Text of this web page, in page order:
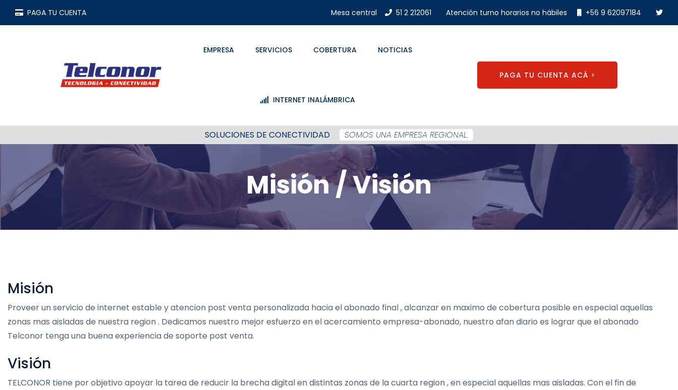
PAGA TU CUENTA Mesa central 51 2 212061 Atención turno horarios no hábiles +56 9 62097184
EMPRESA SERVICIOS COBERTURA NOTICIAS
INTERNET INALÁMBRICA
PAGA TU CUENTA ACÁ >
SOLUCIONES DE CONECTIVIDAD SOMOS UNA EMPRESA REGIONAL.
Misión / Visión
Misión
Proveer un servicio de internet estable y atencion post venta personalizada hacia el abonado final , alcanzar en maximo de cobertura posible en especial aquellas
zonas mas aisladas de nuestra region . Dedicamos nuestro mejor esfuerzo en el acercamiento empresa-abonado, nuestro afan diario es lograr que el abonado
Telconor tenga una buena experiencia de soporte post venta.
Visión
TELCONOR tiene por objetivo apoyar la tarea de reducir la brecha digital en distintas zonas de la cuarta region , en especial aquellas mas aisladas. Con el fin de